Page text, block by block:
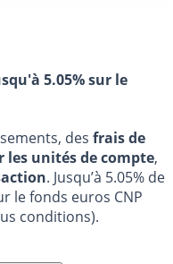
5.05% sur le
des frais de
les unités de compte,
. Jusqu’à 5.05% de
le fonds euros CNP
conditions).